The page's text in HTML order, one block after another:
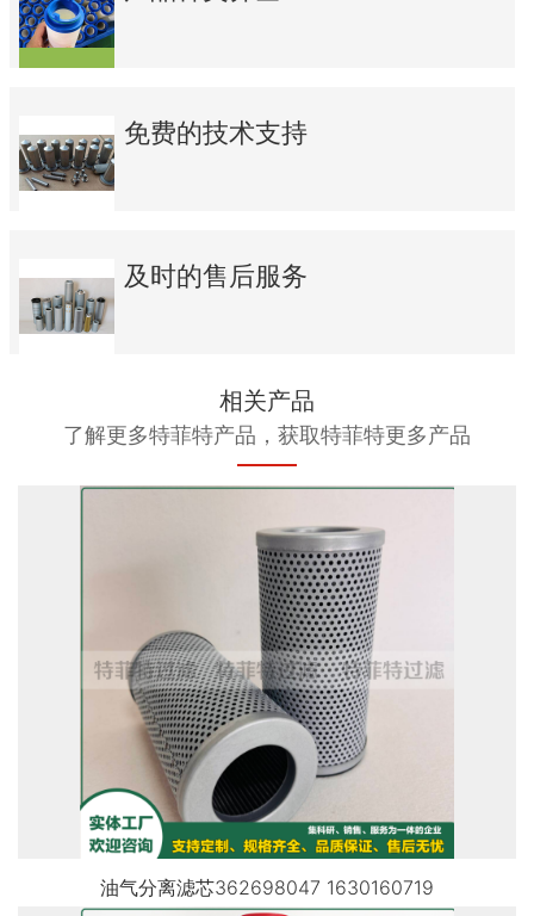
免费的技术支持
及时的售后服务
相关产品
了解更多特菲特产品，获取特菲特更多产品
油气分离滤芯362698047 1630160719